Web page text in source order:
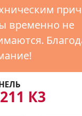
временно не
К3